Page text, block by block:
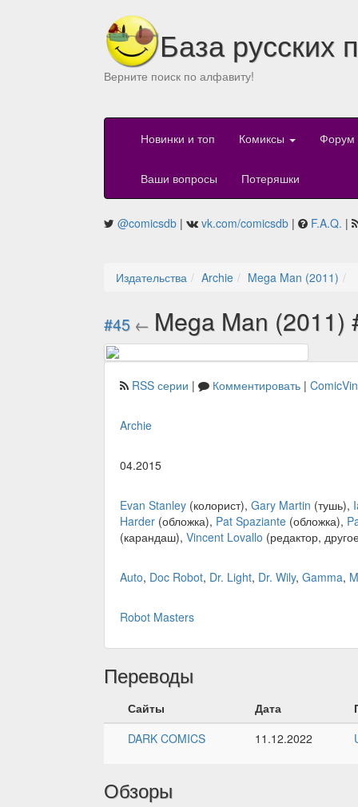
База русских
Верните поиск по алфавиту!
Новинки и топ Комиксы Форум
Ваши вопросы Потеряшки
@comicsdb | vk.com/comicsdb | F.A.Q. |
Издательства Archie Mega Man (2011)
#45 ← Mega Man (2011)
RSS серии | Комментировать |
Archie
04.2015
Evan Stanley (колорист), Gary Martin (тушь),
Harder (обложка), Pat Spaziante (обложка),
(карандаш), Vincent Lovallo (редактор,
Auto, Doc Robot, Dr. Light, Dr. Wily, Gamma,
Robot Masters
Переводы
Сайты Дата
DARK COMICS
11.12.2022
Обзоры